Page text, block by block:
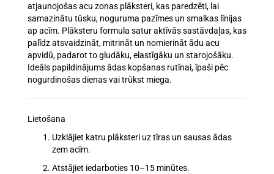
atjaunojošas acu zonas plāksteri, kas paredzēti, lai
samazinātu tūsku, noguruma pazīmes un smalkas līnijas
ap acīm. Plāksteru formula saturaktīvās sastāvdaļas, kas
palīdzatsvaidzināt, mitrināt un nomierināt ādu acu
apvidū, padarot togludāku, elastīgāku un starojošāku.
Ideāls papildinājums ādas kopšanas rutīnai, īpaši pēc
nogurdinošas dienas vai trūkst miega.
Lietošana
Uzklājiet katru plāksteri uztīras un sausasādas
zem acīm.
Atstājiet iedarboties 10–15 minūtes.